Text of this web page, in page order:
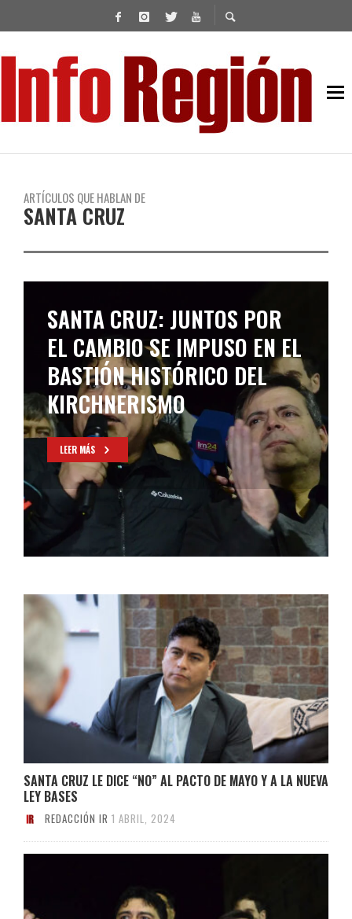
ARTÍCULOS QUE HABLAN DE
SANTA CRUZ
SANTA CRUZ: JUNTOS POR
EL CAMBIO SE IMPUSO EN EL
BASTIÓN HISTÓRICO DEL
KIRCHNERISMO
LEER MÁS
SANTA CRUZ LE DICE “NO” AL PACTO DE MAYO Y A LA NUEVA
LEY BASES
REDACCIÓN IR 1 ABRIL, 2024